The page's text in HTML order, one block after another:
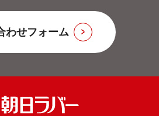
わせフォーム